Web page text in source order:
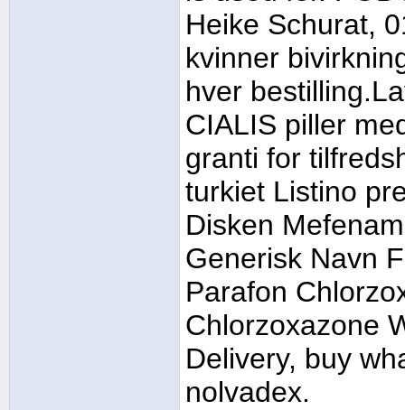
Heike Schurat,
kvinner
hver
CIALIS piller
granti for
turkiet Listino
Disken
Generisk Navn
Parafon
Chlorzoxazone
Delivery, buy
nolvadex.